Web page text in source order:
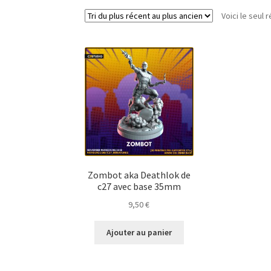
Voici le seul
Zombot aka Deathlok de
c27 avec base 35mm
9,50€
Ajouter au panier